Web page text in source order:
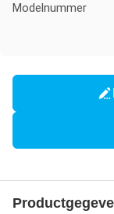
Modelnummer